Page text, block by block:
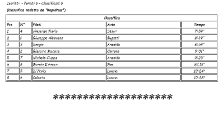
********************